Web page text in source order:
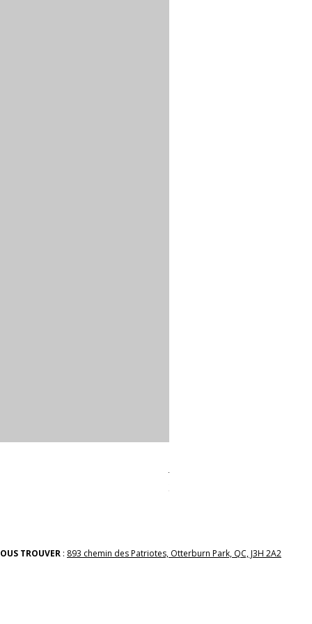
Prix
38,00 $
TROUVER : 893 chemin des Patriotes, Otterburn Park, QC, J3H 2A2